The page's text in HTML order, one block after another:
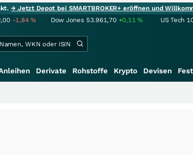
→ Jetzt Depot bei SMARTBROKER+ eröffnen und
-1,84% Dow Jones 53.961,70 +0,11% US Tech
Derivate Rohstoffe Krypto Devisen